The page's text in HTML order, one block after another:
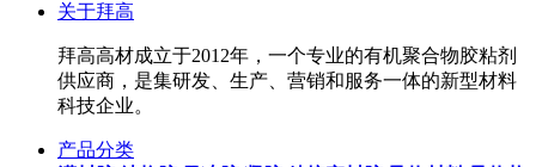
关于拜高
拜高高材成立于2012年，一个专业的有机聚合物胶粘剂
供应商，是集研发、生产、营销和服务一体的新型材料
科技企业。
产品分类